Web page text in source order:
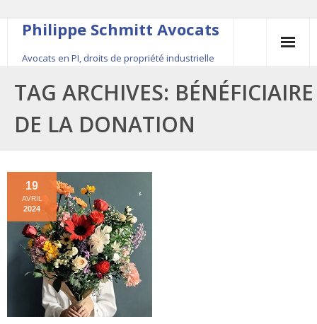
Philippe Schmitt Avocats
Avocats en PI, droits de propriété industrielle
45, rue Saint-Anne, 75001 Paris, +33 (0)1 84 16 35
54
Contact
Le fondateur
Publications
Actualité
TAG ARCHIVES: BÉNÉFICIAIRE
DE LA DONATION
19
AVRIL
2024